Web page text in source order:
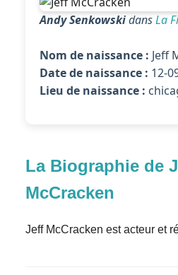
Andy SenkowskidansLa
Nom de naissance : Jeff
Date de naissance : 12-
Lieu de naissance :
La Biographie de
McCracken
Jeff McCracken est acteur et